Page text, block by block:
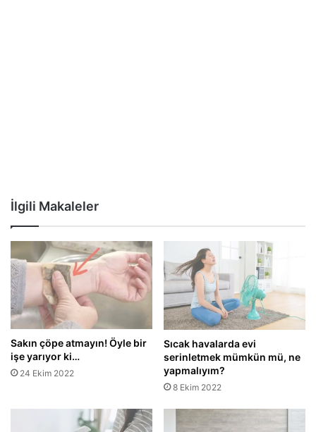
İlgili Makaleler
Sakın çöpe atmayın! Öyle bir
işe yarıyor ki…
24 Ekim 2022
Sıcak havalarda evi
serinletmek mümkün mü, ne
yapmalıyım?
8 Ekim 2022